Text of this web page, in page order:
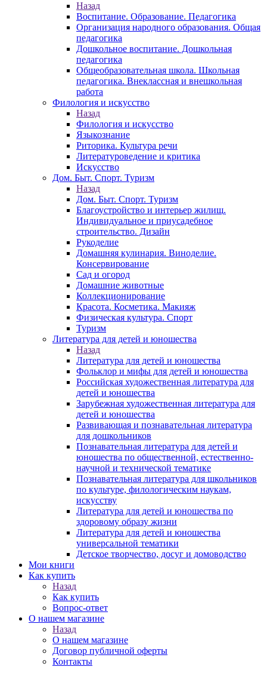
Назад
Воспитание. Образование. Педагогика
Организация народного образования. Общая
педагогика
Дошкольное воспитание. Дошкольная
педагогика
Общеобразовательная школа. Школьная
педагогика. Внеклассная и внешкольная
работа
Филология и искусство
Назад
Филология и искусство
Языкознание
Риторика. Культура речи
Литературоведение и критика
Искусство
Дом. Быт. Спорт. Туризм
Назад
Дом. Быт. Спорт. Туризм
Благоустройство и интерьер жилищ.
Индивидуальное и приусадебное
строительство. Дизайн
Рукоделие
Домашняя кулинария. Виноделие.
Консервирование
Сад и огород
Домашние животные
Коллекционирование
Красота. Косметика. Макияж
Физическая культура. Спорт
Туризм
Литература для детей и юношества
Назад
Литература для детей и юношества
Фольклор и мифы для детей и юношества
Российская художественная литература для
детей и юношества
Зарубежная художественная литература для
детей и юношества
Развивающая и познавательная литература
для дошкольников
Познавательная литература для детей и
юношества по общественной, естественно-
научной и технической тематике
Познавательная литература для школьников
по культуре, филологическим наукам,
искусству
Литература для детей и юношества по
здоровому образу жизни
Литература для детей и юношества
универсальной тематики
Детское творчество, досуг и домоводство
Мои книги
Как купить
Назад
Как купить
Вопрос-ответ
О нашем магазине
Назад
О нашем магазине
Договор публичной оферты
Контакты